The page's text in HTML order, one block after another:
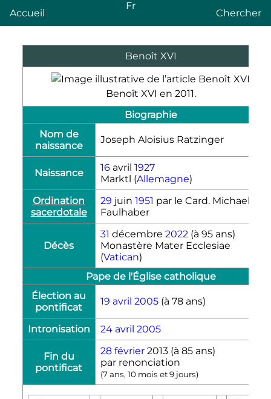
Accueil
Fr
Chercher
Benoît XVI
Benoît XVI en 2011.
Biographie
Nom de
naissance
Joseph Aloisius Ratzinger
Naissance 16avril 1927
Marktl (Allemagne)
Ordination
sacerdotale
29 juin 1951 par le Card. Michael von
Faulhaber
Décès
31 décembre 2022 (à 95 ans)
Monastère Mater Ecclesiae
(Vatican)
Pape de l'Église catholique
Élection au
pontificat
19 avril 2005(à 78 ans)
Intronisation 24 avril 2005
Fin du
pontificat
28 février2013(à 85 ans)
par renonciation
(7 ans, 10 mois et 9 jours)